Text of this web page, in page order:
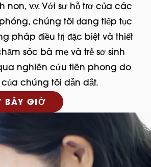
non, v.v. Với sự hỗ trợ của các
chúng tôi đang tiếp tục
pháp điều trị đặc biệt và thiết
sóc bà mẹ và trẻ sơ sinh
nghiên cứu tiên phong do
của chúng tôi dẫn dắt.
BÂY GIỜ